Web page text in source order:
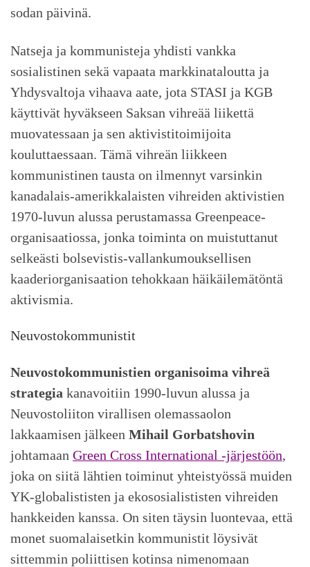
sodan päivinä.
Natseja ja kommunisteja yhdisti vankka
sosialistinen sekä vapaata markkinataloutta ja
Yhdysvaltoja vihaava aate, jota STASI ja KGB
käyttivät hyväkseen Saksan vihreää liikettä
muovatessaan ja sen aktivistitoimijoita
kouluttaessaan. Tämä vihreän liikkeen
kommunistinen tausta on ilmennyt varsinkin
kanadalais-amerikkalaisten vihreiden aktivistien
1970-luvun alussa perustamassa Greenpeace-
organisaatiossa, jonka toiminta on muistuttanut
selkeästi bolsevistis-vallankumouksellisen
kaaderiorganisaation tehokkaan häikäilemätöntä
aktivismia.
Neuvostokommunistit
Neuvostokommunistien organisoima vihreä
strategia kanavoitiin 1990-luvun alussa ja
Neuvostoliiton virallisen olemassaolon
lakkaamisen jälkeen Mihail Gorbatshovin
johtamaan Green Cross International -järjestöön,
joka on siitä lähtien toiminut yhteistyössä muiden
YK-globalististen ja ekososialististen vihreiden
hankkeiden kanssa. On siten täysin luontevaa, että
monet suomalaisetkin kommunistit löysivät
sittemmin poliittisen kotinsa nimenomaan